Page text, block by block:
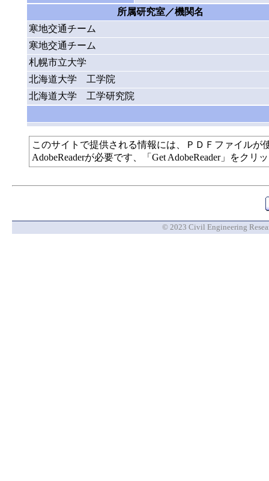
所属研究室／機関名
寒地交通チーム
寒地交通チーム
札幌市立大学
北海道大学 工学院
北海道大学 工学研究院
このサイトで提供される情報には、ＰＤＦファイル
AdobeReaderが必要です、「Get AdobeReader」をク
© 2023 Civil Engineering